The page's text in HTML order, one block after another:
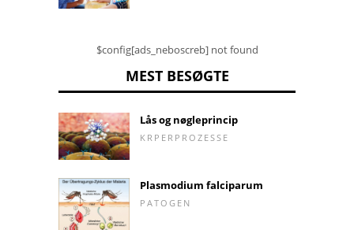
$config[ads_neboscreb] not found
MEST BESØGTE
Lås og nøgleprincip
KRPERPROZESSE
Plasmodium falciparum
PATOGEN